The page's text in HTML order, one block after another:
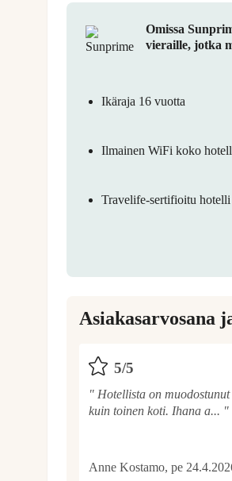
Omissa
vieraille, jotka
Ikäraja 16 vuotta
Ilmainen WiFi koko
Travelife-sertifioitu hotelli
Asiakasarvosana
5/5
" Hotellista on
kuin toinen koti. Ihana a... "
Anne Kostamo, pe